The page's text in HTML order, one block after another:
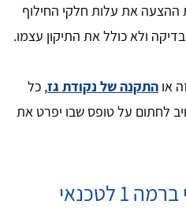
ההצעה את עלות חלקי החילוף
ולא כולל את התיקון עצמו.
או התקנה של נקודת גז, כל
לחתום על טופס שבו יפרט את
מה ההבדל בין טכנאי ברמה 1 לטכנאי